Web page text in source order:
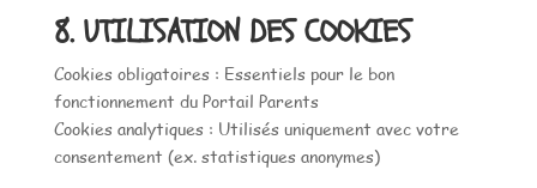
8. UTILISATION DES COOKIES
Cookies obligatoires : Essentiels pour le bon
fonctionnement du Portail Parents
Cookies analytiques : Utilisés uniquement avec votre
consentement (ex. statistiques anonymes)